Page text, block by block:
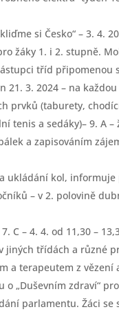
si Česko“ – 3. 4.
žáky 1. i 2. stupně.
tříd připomenou
21. 3. 2024 – na
prvků (taburety,
tenis a sedáky)– 9. A
a zapisováním
ukládání kol, informuje
– v 2. polovině
C – 4. 4. od 11,30 –
jiných třídách a různé
a terapeutem z
o „Duševním zdraví“
parlamentu. Žáci